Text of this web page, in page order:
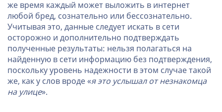
же время каждый может выложить в интернет
любой бред, сознательно или бессознательно.
Учитывая это, данные следует искать в сети
осторожно и дополнительно подтверждать
полученные результаты: нельзя полагаться на
найденную в сети информацию без подтверждения,
поскольку уровень надежности в этом случае такой
же, как у слов вроде «я это услышал от незнакомца
на улице».